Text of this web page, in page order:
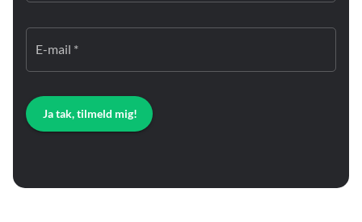
E-mail *
Ja tak, tilmeld mig!